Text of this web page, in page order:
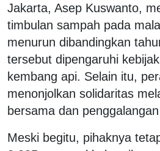
Jakarta, Asep Kuswanto,
timbulan sampah pada
menurun dibandingkan
tersebut dipengaruhi
kembang api. Selain itu,
menonjolkan solidaritas
bersama dan
Meski begitu, pihaknya